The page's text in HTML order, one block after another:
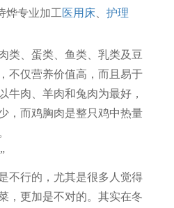
烨专业加工 医用床
护理
、蛋类、鱼类、乳类及豆
不仅营养价值高，而且易于
牛肉、羊肉和兔肉为最好，
，而鸡胸肉是整只鸡中热量
行的，尤其是很多人觉得
，更加是不对的。其实在冬